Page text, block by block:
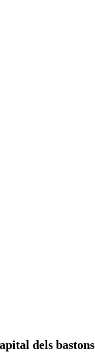
dels bastons